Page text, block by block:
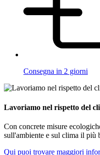
Consegna in 2 giorni
Lavoriamo nel rispetto del
Con concrete misure
sull'ambiente e sul clima il più
Qui puoi trovare maggiori